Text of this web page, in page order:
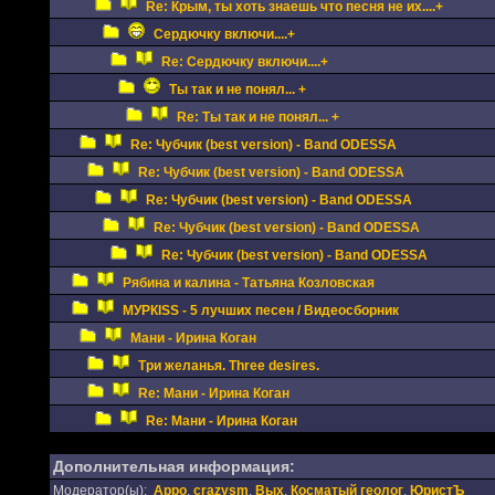
Re: Крым, ты хоть знаешь что песня не их....+
Сердючку включи....+
Re: Сердючку включи....+
Ты так и не понял... +
Re: Ты так и не понял... +
Re: Чубчик (best version) - Band ODESSA
Re: Чубчик (best version) - Band ODESSA
Re: Чубчик (best version) - Band ODESSA
Re: Чубчик (best version) - Band ODESSA
Re: Чубчик (best version) - Band ODESSA
Рябина и калина - Татьяна Козловская
МУРКISS - 5 лучших песен / Видеосборник
Мани - Ирина Коган
Три желанья. Three desires.
Re: Мани - Ирина Коган
Re: Мани - Ирина Коган
Дополнительная информация:
Модератор(ы): Appo, crazysm, Вых, Косматый геолог, ЮристЪ